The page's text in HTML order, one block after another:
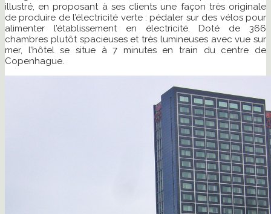
illustré, en proposant à ses clients une façon très originale
de produire de l’électricité verte : pédaler sur des vélos pour
alimenter l’établissement en électricité. Doté de 366
chambres plutôt spacieuses et très lumineuses avec vue sur
mer, l’hôtel se situe à 7 minutes en train du centre de
Copenhague.